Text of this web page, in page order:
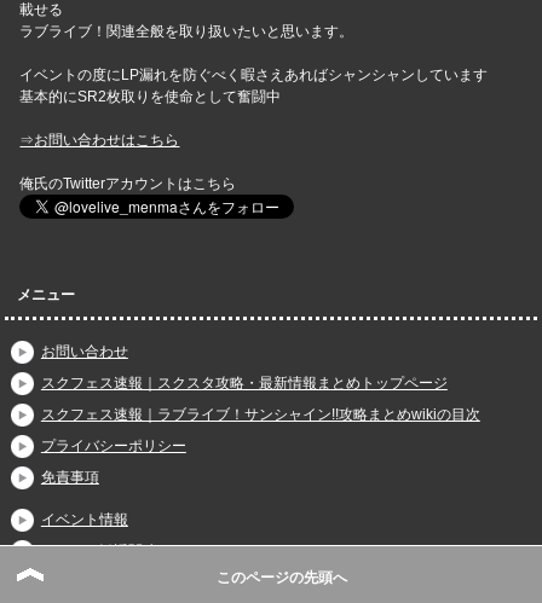
載せる
ラブライブ！関連全般を取り扱いたいと思います。
イベントの度にLP漏れを防ぐべく暇さえあればシャンシャンしています
基本的にSR2枚取りを使命として奮闘中
⇒お問い合わせはこちら
俺氏のTwitterアカウントはこちら
メニュー
お問い合わせ
スクフェス速報｜スクスタ攻略・最新情報まとめトップページ
スクフェス速報｜ラブライブ！サンシャイン!!攻略まとめwikiの目次
プライバシーポリシー
免責事項
イベント情報
ガチャ・勧誘関連
スコアマッチ攻略編
このページの先頭へ